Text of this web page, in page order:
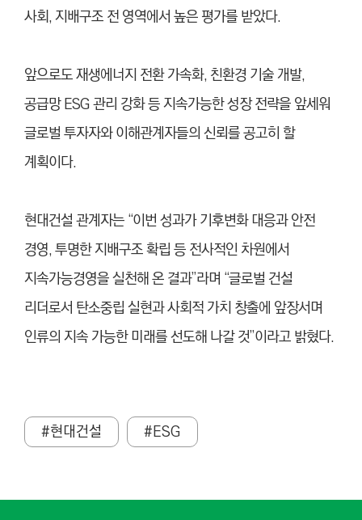
사회, 지배구조 전 영역에서 높은 평가를 받았다.
앞으로도 재생에너지 전환 가속화, 친환경 기술 개발,
공급망 ESG 관리 강화 등 지속가능한 성장 전략을 앞세워
글로벌 투자자와 이해관계자들의 신뢰를 공고히 할
계획이다.
현대건설 관계자는 “이번 성과가 기후변화 대응과 안전
경영, 투명한 지배구조 확립 등 전사적인 차원에서
지속가능경영을 실천해 온 결과”라며 “글로벌 건설
리더로서 탄소중립 실현과 사회적 가치 창출에 앞장서며
인류의 지속 가능한 미래를 선도해 나갈 것”이라고 밝혔다.
#현대건설 #ESG